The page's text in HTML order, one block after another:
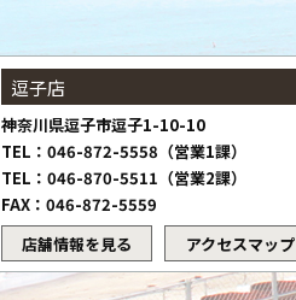
逗子店
神奈川県逗子市逗子1-10-10
TEL：046-872-5558（営業1課）
TEL：046-870-5511（営業2課）
FAX：046-872-5559
店舗情報を見る
アクセスマップ